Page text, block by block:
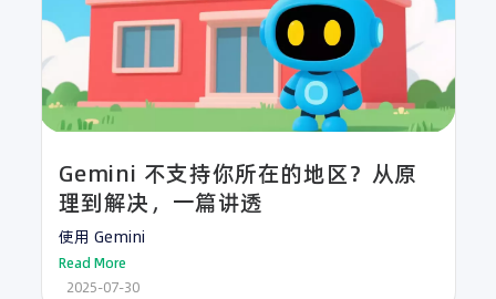
Gemini 不支持你所在的地区？从原
理到解决，一篇讲透
使用 Gemini
Read More
2025-07-30